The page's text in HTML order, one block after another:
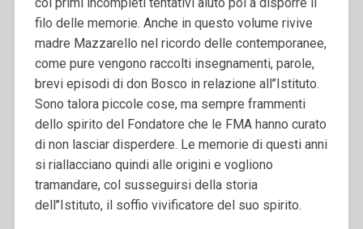
filo delle memorie. Anche in questo volume rivive
madre Mazzarello nel ricordo delle contemporanee,
come pure vengono raccolti insegnamenti, parole,
brevi episodi di don Bosco in relazione all’’Istituto.
Sono talora piccole cose, ma sempre frammenti
dello spirito del Fondatore che le FMA hanno curato
di non lasciar disperdere. Le memorie di questi anni
si riallacciano quindi alle origini e vogliono
tramandare, col susseguirsi della storia
dell’’Istituto, il soffio vivificatore del suo spirito.